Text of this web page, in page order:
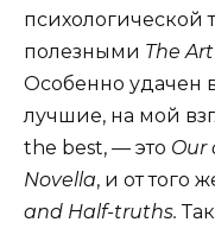
психологической
полезными The
Особенно удачен
лучшие, на мой
the best, — это Our
Novella, и от того
and Half-truths.